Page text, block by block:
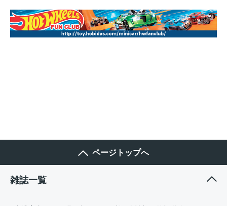
ページトップへ
雑誌一覧